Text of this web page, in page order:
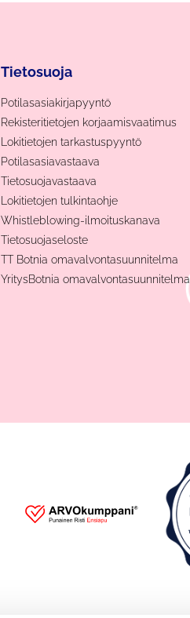
Tietosuoja
Potilasasiakirjapyyntö
Rekisteritietojen korjaamisvaatimus
Lokitietojen tarkastuspyyntö
Potilasasiavastaava
Tietosuojavastaava
Lokitietojen tulkintaohje
Whistleblowing-ilmoituskanava
Tietosuojaseloste
TT Botnia omavalvontasuunnitelma
YritysBotnia omavalvontasuunnitelma